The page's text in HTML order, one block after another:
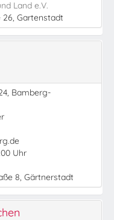
Land e.V.
Gartenstadt
Bamberg-
Uhr
8, Gärtnerstadt